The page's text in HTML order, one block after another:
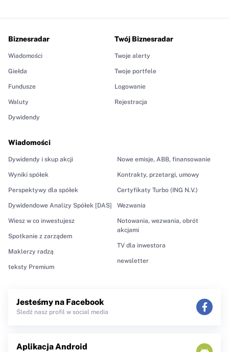
Biznesradar
Wiadomości
Giełda
Fundusze
Waluty
Dywidendy
Wiadomości
Dywidendy i skup akcji
Wyniki spółek
Perspektywy dla spółek
Dywidendowe Analizy Spółek [DAS]
Wiesz w co inwestujesz
Spotkanie z zarządem
Maklerzy radzą
teksty Premium
Nowe emisje, ABB, finansowanie
Kontrakty, przetargi, umowy
Certyfikaty Turbo (ING N.V.)
Wezwania
Notowania, wezwania, obrót
akcjami
TV dla inwestora
newsletter
Twój Biznesradar
Twoje alerty
Twoje portfele
Logowanie
Rejestracja
Jesteśmy na Facebook
Śledź nasz profil w social media
Aplikacja Android